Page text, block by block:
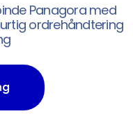
Panagora med
ordrehåndtering